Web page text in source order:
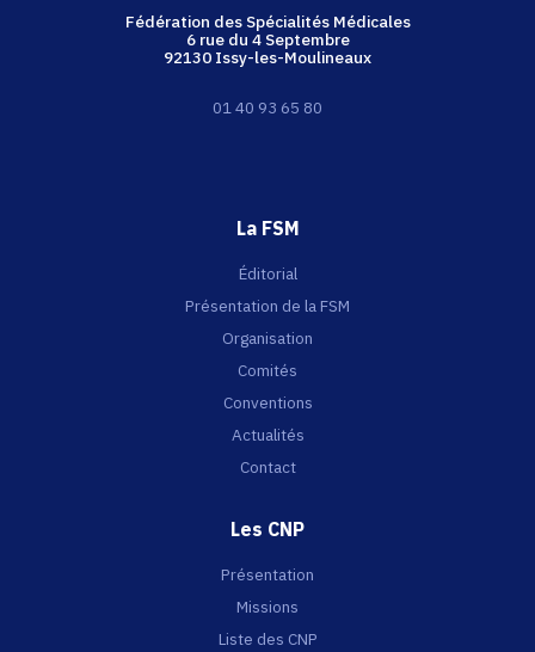
Fédération des Spécialités Médicales
6 rue du 4 Septembre
92130 Issy-les-Moulineaux
01 40 93 65 80
La FSM
Éditorial
Présentation de la FSM
Organisation
Comités
Conventions
Actualités
Contact
Les CNP
Présentation
Missions
Liste des CNP